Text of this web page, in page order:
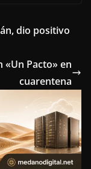
dio positivo
Pacto» en
cuarentena